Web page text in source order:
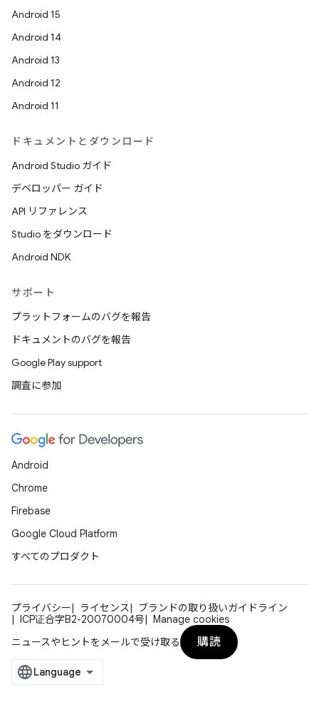
Android 15
Android 14
Android 13
Android 12
Android 11
ドキュメントとダウンロード
Android Studio ガイド
デベロッパー ガイド
API リファレンス
Studio をダウンロード
Android NDK
サポート
プラットフォームのバグを報告
ドキュメントのバグを報告
Google Play support
調査に参加
Android
Chrome
Firebase
Google Cloud Platform
すべてのプロダクト
プライバシー ライセンス
ブランドの取り扱いガイドライン
ICP证合字B2-20070004号
Manage cookies
ニュースやヒントをメールで受け取る
購読